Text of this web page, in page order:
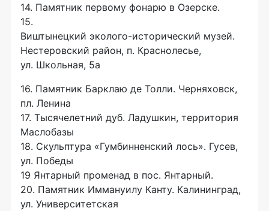
14. Памятник первому фонарю в Озерске.
15.
Виштынецкий эколого-исторический музей.
Нестеровский район, п. Краснолесье,
ул. Школьная, 5а
16. Памятник Барклаю де Толли. Черняховск,
пл. Ленина
17. Тысячелетний дуб. Ладушкин, территория
Маслобазы
18. Скульптура «Гумбинненский лось». Гусев,
ул. Победы
19 Янтарный променад в пос. Янтарный.
20. Памятник Иммануилу Канту. Калининград,
ул. Университетская